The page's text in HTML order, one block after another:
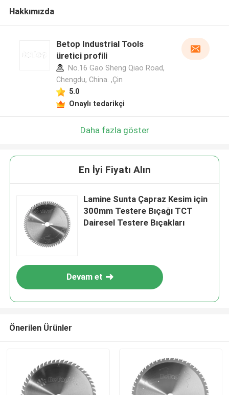
Hakkımızda
Betop Industrial Tools
üretici profili
No.16 Gao Sheng Qiao Road,
Chengdu, China. ,Çin
5.0
Onaylı tedarikçi
Daha fazla göster
En İyi Fiyatı Alın
Lamine Sunta Çapraz Kesim için
300mm Testere Bıçağı TCT
Dairesel Testere Bıçakları
Devam et
Önerilen Ürünler